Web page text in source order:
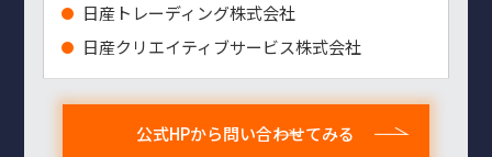
日産トレーディング株式会社
日産クリエイティブサービス株式会社
公式HPから問い合わせてみる